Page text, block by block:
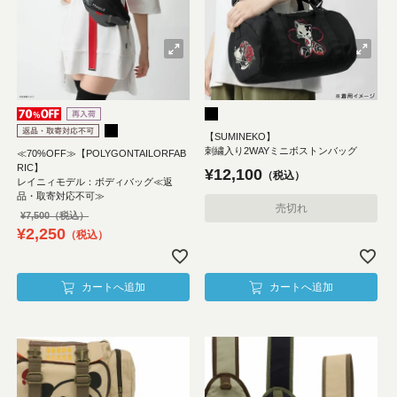
≪70%OFF≫【POLYGONTAILORFAB
RIC】
レイニィモデル：ボディバッグ≪返
品・取寄対応不可≫
¥7,500
¥2,250 税込
カートへ追加
【SUMINEKO】
刺繍入り2WAYミニボストンバッグ
¥12,100 税込
売切れ
カートへ追加